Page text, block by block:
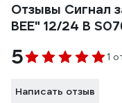
Отзывы Сигнал
BEE" 12/24 В
5 1
Написать отзыв